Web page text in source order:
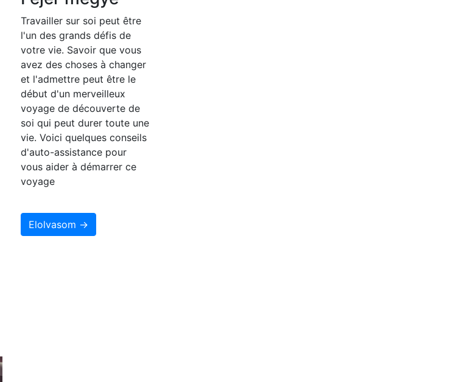
Travailler sur soi peut être
l'un des grands défis de
votre vie. Savoir que vous
avez des choses à changer
et l'admettre peut être le
début d'un merveilleux
voyage de découverte de
soi qui peut durer toute une
vie. Voici quelques conseils
d'auto-assistance pour
vous aider à démarrer ce
voyage
Elolvasom →